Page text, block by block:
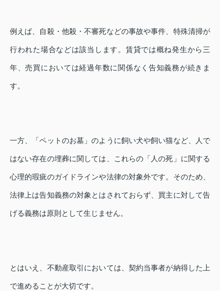
例えば、自殺・他殺・不審死などの事故や事件、特殊清掃が
行われた場合などは該当します。賃貸では概ね発生から三
年、売買においては経過年数に関係なく告知義務が続きま
す。
一方、「ペットのお墓」のように飼い犬や飼い猫など、人で
はない存在の埋葬に関しては、これらの「人の死」に関する
心理的瑕疵のガイドラインや法律の対象外です。そのため、
法律上は告知義務の対象とはされておらず、買主に対して告
げる義務は原則として生じません。
とはいえ、不動産取引においては、契約当事者が納得した上
で進めることが大切です。